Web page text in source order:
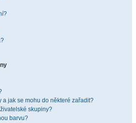
a jak se mohu do některé zařadit?
skupiny?
barvu?